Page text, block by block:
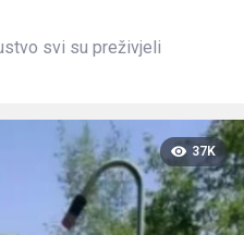
svi su preživjeli
37K